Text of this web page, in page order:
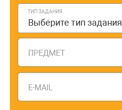
ТИП ЗАДАНИЯ
Выберите тип задания
ПРЕДМЕТ
E-MAIL